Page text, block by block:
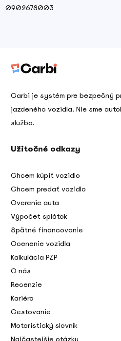
0902678003
Carbi je systém pre bezpečný
jazdeného vozidla. Nie sme
služba.
Užitočné odkazy
Chcem kúpiť vozidlo
Chcem predať vozidlo
Overenie auta
Výpočet splátok
Spätné financovanie
Ocenenie vozidla
Kalkulácia PZP
O nás
Recenzie
Kariéra
Cestovanie
Motoristický slovník
Najčastejšie otázky